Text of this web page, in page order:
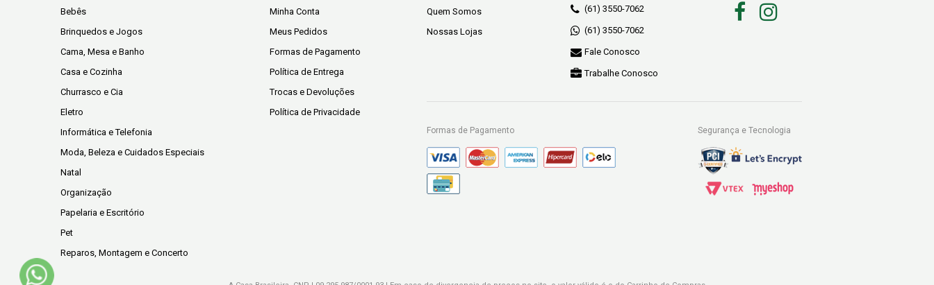
Bebês
Brinquedos e Jogos
Cama, Mesa e Banho
Casa e Cozinha
Churrasco e Cia
Eletro
Informática e Telefonia
Moda, Beleza e Cuidados Especiais
Natal
Organização
Papelaria e Escritório
Pet
Reparos, Montagem e Concerto
Minha Conta
Meus Pedidos
Formas de Pagamento
Política de Entrega
Trocas e Devoluções
Política de Privacidade
Quem Somos
Nossas Lojas
(61) 3550-7062
(61) 3550-7062
Fale Conosco
Trabalhe Conosco
Formas de Pagamento Segurança e Tecnologia